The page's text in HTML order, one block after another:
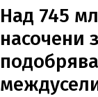
Над 745
насочени